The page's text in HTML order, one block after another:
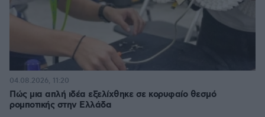
Πώς μια απλή ιδέα εξελίχθηκε σε κορυφαίο θεσμό
ρομποτικής στην Ελλάδα
04.08.2026, 11:20